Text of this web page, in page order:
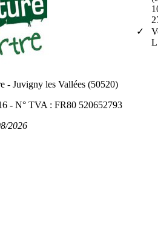
L
- Juvigny les Vallées (50520)
- N° TVA : FR80 520652793
2026